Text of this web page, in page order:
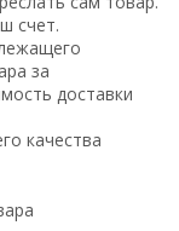
счет.
за
доставки
качества